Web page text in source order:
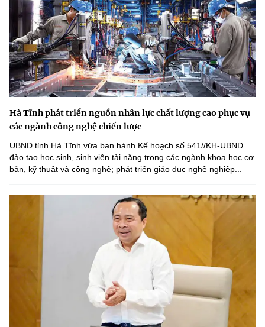
Hà Tĩnh phát triển nguồn nhân lực chất lượng cao phục vụ
các ngành công nghệ chiến lược
UBND tỉnh Hà Tĩnh vừa ban hành Kế hoạch số 541//KH-UBND
đào tạo học sinh, sinh viên tài năng trong các ngành khoa học cơ
bản, kỹ thuật và công nghệ; phát triển giáo dục nghề nghiệp...